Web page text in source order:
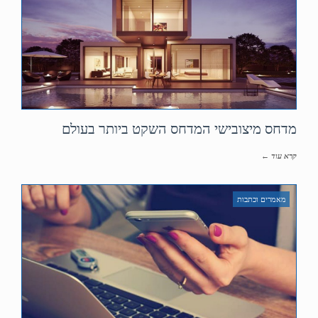
מדחס מיצובישי המדחס השקט ביותר בעולם
קרא עוד ←
מאמרים וכתבות